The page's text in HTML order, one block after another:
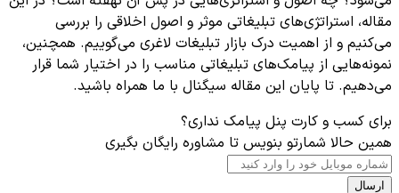
مقاله، استراتژی‌های تبلیغاتی موثر و اصول اخلاقی را بررسی
می‌کنیم و از اهمیت درک بازار تبلیغات لاغری می‌گوییم. همچنین،
نمونه‌هایی از پیامک‌های تبلیغاتی مناسب را در اختیار شما قرار
می‌دهیم. تا پایان این مقاله سیگنال با ما همراه باشید.
برای کسب و کارت پنل پیامک نداری؟
همین حالا شمارتو بنویس تا مشاوره رایگان بگیری
ارسال